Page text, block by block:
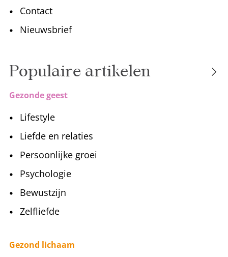
Contact
Nieuwsbrief
Populaire artikelen
Gezonde geest
Lifestyle
Liefde en relaties
Persoonlijke groei
Psychologie
Bewustzijn
Zelfliefde
Gezond lichaam